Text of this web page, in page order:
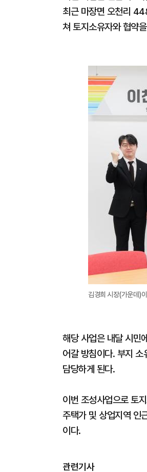
최근 마장면 오천리
쳐 토지소유자와 협약
김경희 시장(가운데)
해당 사업은 내달 시민
어갈 방침이다. 부지 소
담당하게 된다.
이번 조성사업으로 토
주택가 및 상업지역 인
이다.
관련기사